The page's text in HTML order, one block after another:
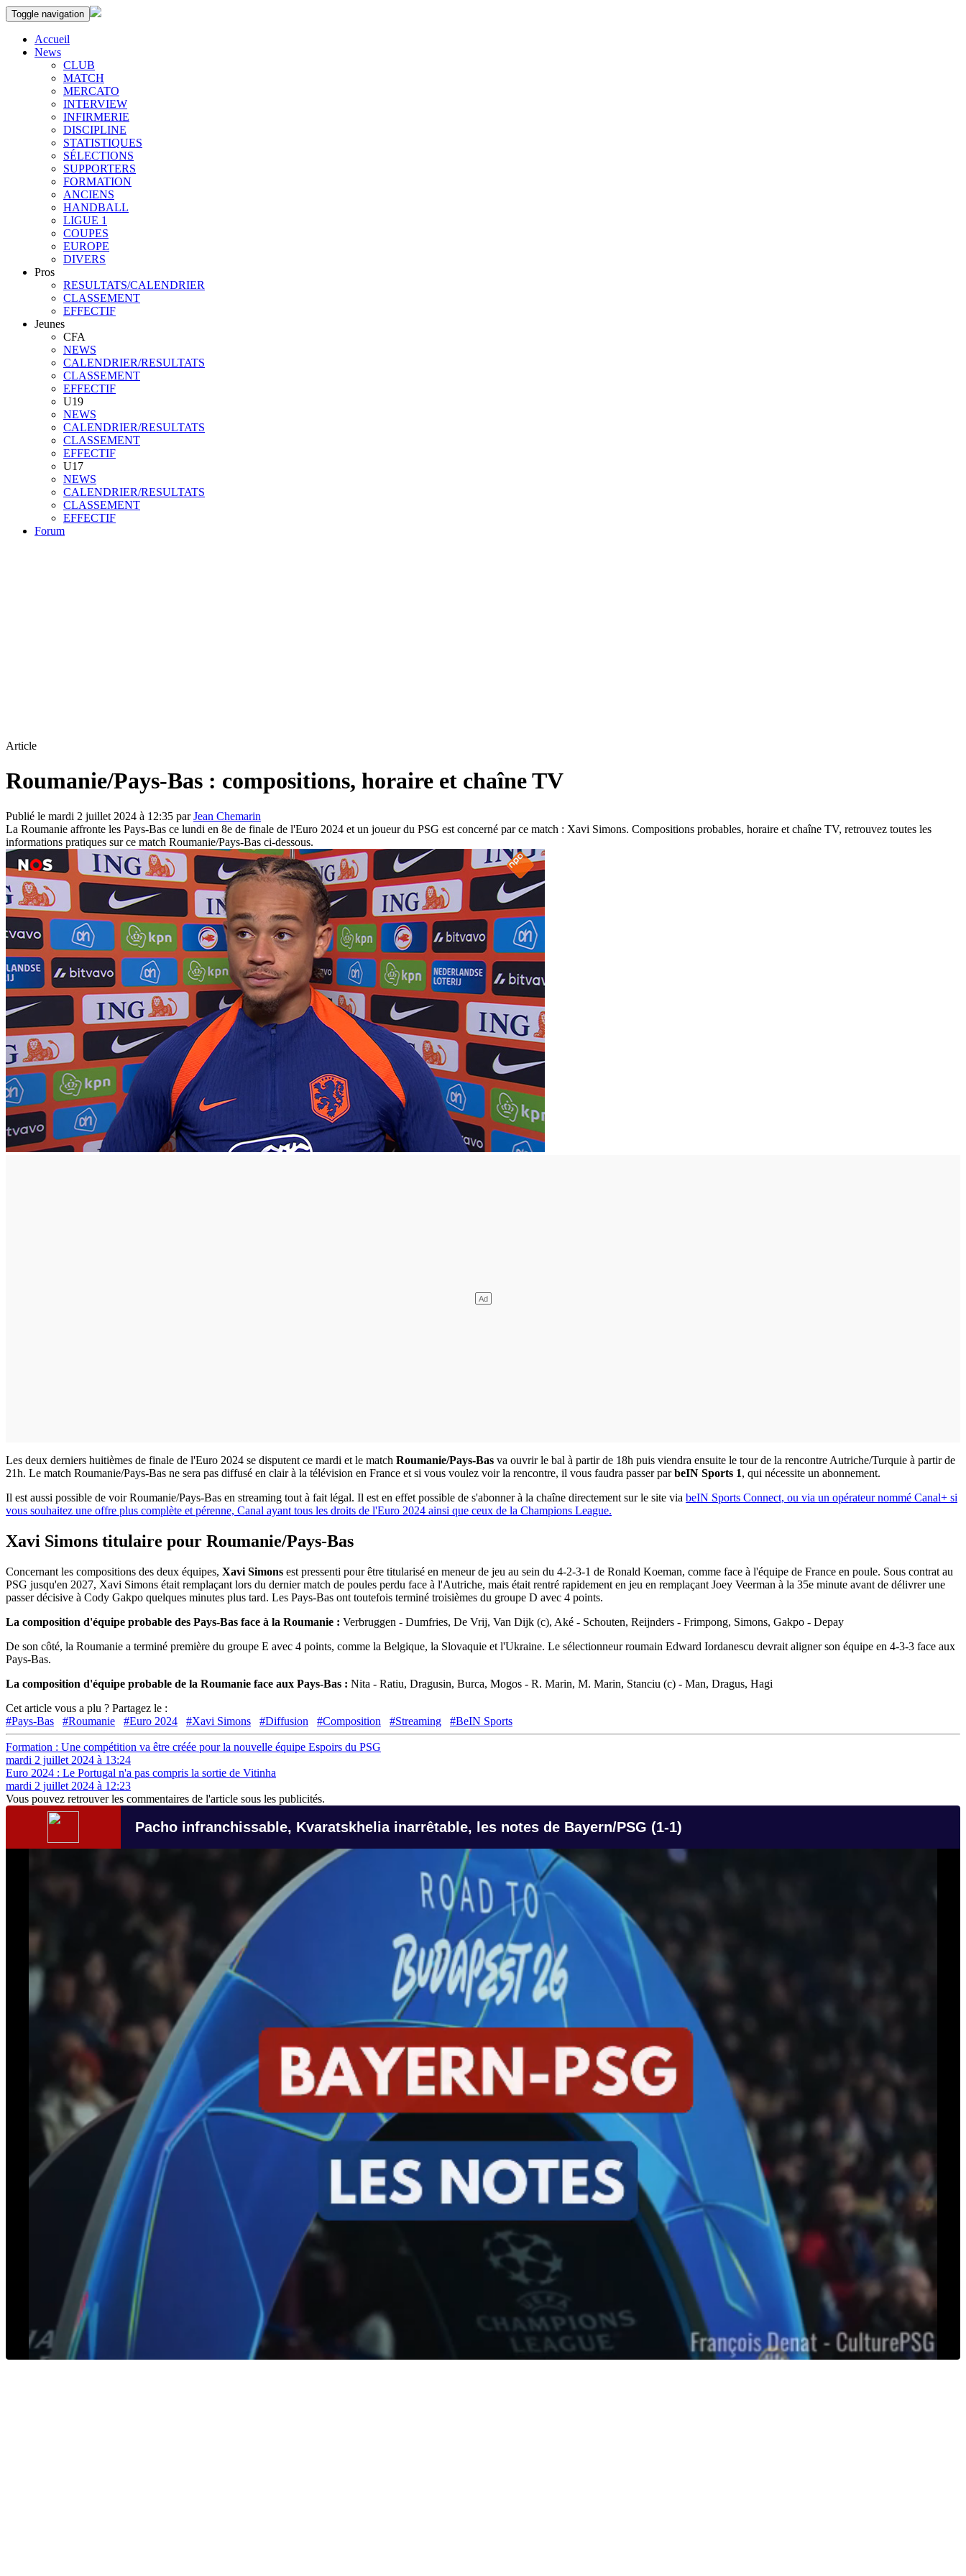
Toggle navigation
Accueil
News
CLUB
MATCH
MERCATO
INTERVIEW
INFIRMERIE
DISCIPLINE
STATISTIQUES
SÉLECTIONS
SUPPORTERS
FORMATION
ANCIENS
HANDBALL
LIGUE 1
COUPES
EUROPE
DIVERS
Pros
RESULTATS/CALENDRIER
CLASSEMENT
EFFECTIF
Jeunes
CFA
NEWS
CALENDRIER/RESULTATS
CLASSEMENT
EFFECTIF
U19
NEWS
CALENDRIER/RESULTATS
CLASSEMENT
EFFECTIF
U17
NEWS
CALENDRIER/RESULTATS
CLASSEMENT
EFFECTIF
Forum
Article
Roumanie/Pays-Bas : compositions, horaire et chaîne TV
Publié le mardi 2 juillet 2024 à 12:35 parJean Chemarin
La Roumanie affronte les Pays-Bas ce lundi en 8e de finale de l'Euro 2024 et un joueur du PSG est concerné par ce match : Xavi Simons. Compositions probables, horaire et chaîne TV, retrouvez toutes les
informations pratiques sur ce match Roumanie/Pays-Bas ci-dessous.
Les deux derniers huitièmes de finale de l'Euro 2024 se disputent ce mardi et le match Roumanie/Pays-Bas va ouvrir le bal à partir de 18h puis viendra ensuite le tour de la rencontre Autriche/Turquie à partir de
21h. Le match Roumanie/Pays-Bas ne sera pas diffusé en clair à la télévision en France et si vous voulez voir la rencontre, il vous faudra passer parbeIN Sports 1, qui nécessite un abonnement.
Il est aussi possible de voir Roumanie/Pays-Bas en streaming tout à fait légal. Il est en effet possible de s'abonner à la chaîne directement sur le site via beIN Sports Connect, ou via un opérateur nommé Canal+ si
vous souhaitez une offre plus complète et pérenne, Canal ayant tous les droits de l'Euro 2024 ainsi que ceux de la Champions League.
Xavi Simons titulaire pour Roumanie/Pays-Bas
Concernant les compositions des deux équipes, Xavi Simons est pressenti pour être titularisé en meneur de jeu au sein du 4-2-3-1 de Ronald Koeman, comme face à l'équipe de France en poule. Sous contrat au
PSG jusqu'en 2027, Xavi Simons était remplaçant lors du dernier match de poules perdu face à l'Autriche, mais était rentré rapidement en jeu en remplaçant Joey Veerman à la 35e minute avant de délivrer une
passer décisive à Cody Gakpo quelques minutes plus tard. Les Pays-Bas ont toutefois terminé troisièmes du groupe D avec 4 points.
La composition d'équipe probable des Pays-Bas face à la Roumanie : Verbruggen - Dumfries, De Vrij, Van Dijk (c), Aké - Schouten, Reijnders - Frimpong, Simons, Gakpo - Depay
De son côté, la Roumanie a terminé première du groupe E avec 4 points, comme la Belgique, la Slovaquie et l'Ukraine. Le sélectionneur roumain Edward Iordanescu devrait aligner son équipe en 4-3-3 face aux
Pays-Bas.
La composition d'équipe probable de la Roumanie face aux Pays-Bas : Nita - Ratiu, Dragusin, Burca, Mogos - R. Marin, M. Marin, Stanciu (c) - Man, Dragus, Hagi
Cet article vous a plu ? Partagez le :
#Pays-Bas
#Roumanie #Euro 2024 #Xavi Simons #Diffusion #Composition #Streaming #BeIN Sports
Formation : Une compétition va être créée pour la nouvelle équipe Espoirs du PSG
mardi 2 juillet 2024 à 13:24
Euro 2024 : Le Portugal n'a pas compris la sortie de Vitinha
mardi 2 juillet 2024 à 12:23
Vous pouvez retrouver les commentaires de l'article sous les publicités.